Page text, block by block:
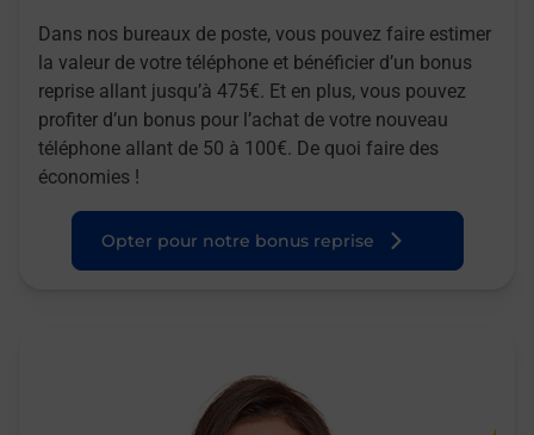
Dans nos bureaux de poste, vous pouvez faire estimer
la valeur de votre téléphone et bénéficier d’un bonus
reprise allant jusqu’à 475€. Et en plus, vous pouvez
profiter d’un bonus pour l’achat de votre nouveau
téléphone allant de 50 à 100€. De quoi faire des
économies !
Opter pour notre bonus reprise